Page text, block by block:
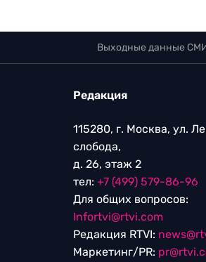
Выходные данные СМИ
Редакция
115280, г. Москва, ул.
слобода,
д. 26, этаж 2
тел: +7 (499) 579-86-96
Для общих вопросов:
Infortvi@rtvi.com
Редакция RTVI:
Маркетинг/PR: